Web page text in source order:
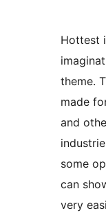
Hottest
theme.
made
and
some
can
very